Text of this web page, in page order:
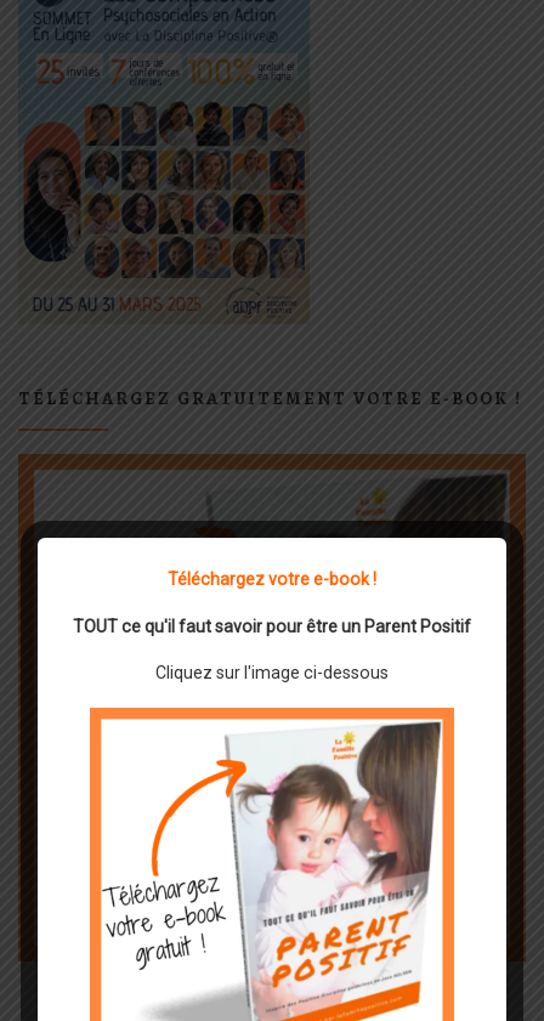
TÉLÉCHARGEZ GRATUITEMENT VOTRE E-BOOK !
Téléchargez votre e-book !
TOUT ce qu'il faut savoir pour être un Parent Positif
Cliquez sur l'image ci-dessous